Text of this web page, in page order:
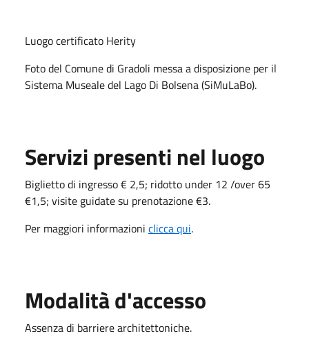
Luogo certificato Herity
Foto del Comune di Gradoli messa a disposizione per il
Sistema Museale del Lago Di Bolsena (SiMuLaBo).
Servizi presenti nel luogo
Biglietto di ingresso € 2,5; ridotto under 12 /over 65
€1,5; visite guidate su prenotazione €3.
Per maggiori informazioni clicca qui.
Modalità d'accesso
Assenza di barriere architettoniche.